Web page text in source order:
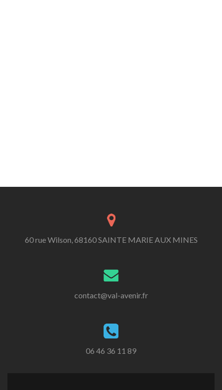
60 rue Wilson, 68160 SAINTE MARIE AUX MINES
contact@val-avenir.fr
06 46 36 11 89